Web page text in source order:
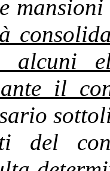
alcuni
il
del